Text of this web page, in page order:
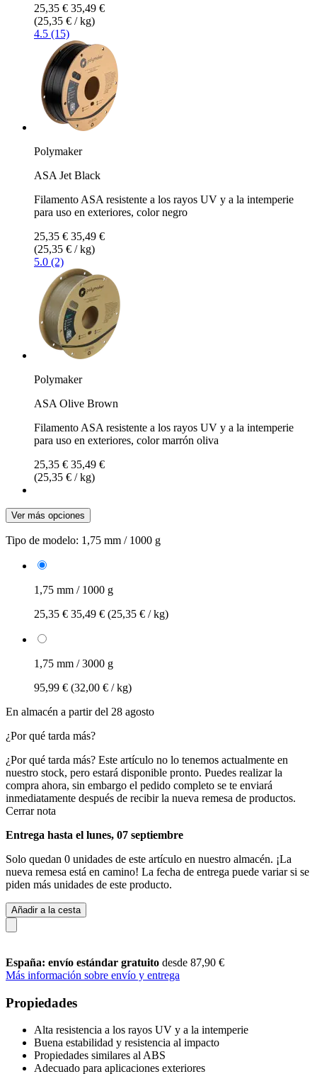
25,35 € 35,49 €
(25,35 € / kg)
4.5 (15)
Polymaker
ASA Jet Black
Filamento ASA resistente a los rayos UV y a la intemperie
para uso en exteriores, color negro
25,35 € 35,49 €
(25,35 € / kg)
5.0 (2)
Polymaker
ASA Olive Brown
Filamento ASA resistente a los rayos UV y a la intemperie
para uso en exteriores, color marrón oliva
25,35 € 35,49 €
(25,35 € / kg)
Ver más opciones
Tipo de modelo: 1,75 mm / 1000 g
1,75 mm / 1000 g
25,35 € 35,49 € (25,35 € / kg)
1,75 mm / 3000 g
95,99 € (32,00 € / kg)
En almacén a partir del 28 agosto
¿Por qué tarda más?
¿Por qué tarda más? Este artículo no lo tenemos actualmente en
nuestro stock, pero estará disponible pronto. Puedes realizar la
compra ahora, sin embargo el pedido completo se te enviará
inmediatamente después de recibir la nueva remesa de productos.
Cerrar nota
Entrega hasta el lunes, 07 septiembre
Solo quedan 0 unidades de este artículo en nuestro almacén. ¡La
nueva remesa está en camino! La fecha de entrega puede variar si se
piden más unidades de este producto.
Añadir a la cesta
España: envío estándar gratuito desde 87,90 €
Más información sobre envío y entrega
Propiedades
Alta resistencia a los rayos UV y a la intemperie
Buena estabilidad y resistencia al impacto
Propiedades similares al ABS
Adecuado para aplicaciones exteriores